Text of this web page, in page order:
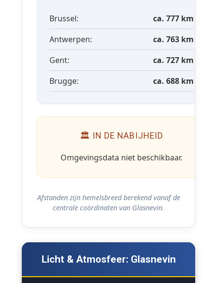
Brussel:
ca. 777 km
Antwerpen:
ca. 763 km
Gent:
ca. 727 km
Brugge:
ca. 688 km
🏛 IN DE NABIJHEID
Omgevingsdata niet beschikbaar.
Afstanden zijn hemelsbreed berekend vanaf de
centrale coördinaten van Glasnevin.
Licht & Atmosfeer: Glasnevin